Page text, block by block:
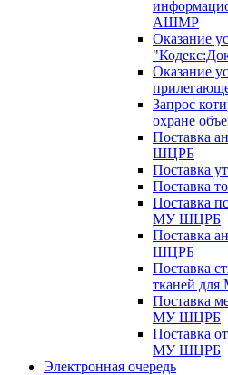
АШМР
Оказание
Оказание
Запрос
охране
Поставка
ШЦРБ
Поставка
Поставка
Поставка
МУ ШЦРБ
Поставка
ШЦРБ
Поставка
тканей
Поставка
МУ ШЦРБ
Поставка
МУ ШЦРБ
Электронная очередь